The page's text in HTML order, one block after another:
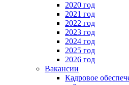
2020 год
2021 год
2022 год
2023 год
2024 год
2025 год
2026 год
Вакансии
Кадровое